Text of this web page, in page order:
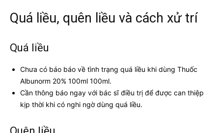
Quá liều, quên liều và cách xử trí
Quá liều
Chưa có báo báo về tình trạng quá liều khi dùng Thuốc
Albunorm 20% 100ml 100ml.
Cần thông báo ngay với bác sĩ điều trị để được can thiệp
kịp thời khi có nghi ngờ dùng quá liều.